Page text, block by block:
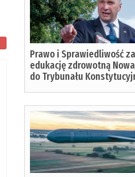
Prawo i Sprawiedliwość
edukację zdrowotną
do Trybunału